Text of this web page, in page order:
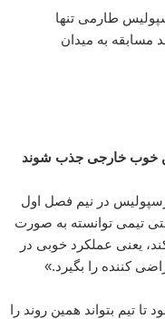
طارمی تنها
مسابقه به میدان
خوب خارجی جذب شوند
در نیم فصل اول
تیمی توانسته به صورت
یعنی عملکرد خوبی در
کننده را بگیرد.»
تیم بتواند همین روند را